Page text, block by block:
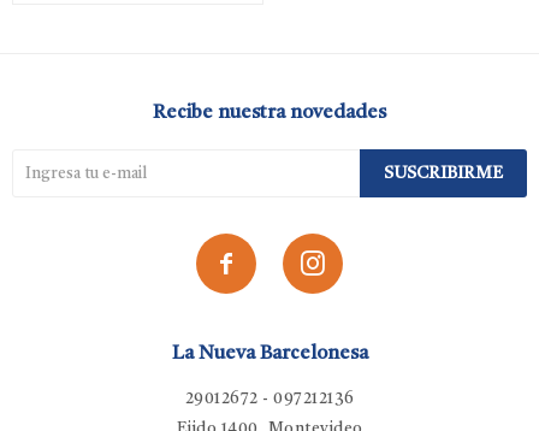
La Nueva Barcelonesa
29012672 - 097212136
Recibe nuestra novedades
SUSCRIBIRME
 